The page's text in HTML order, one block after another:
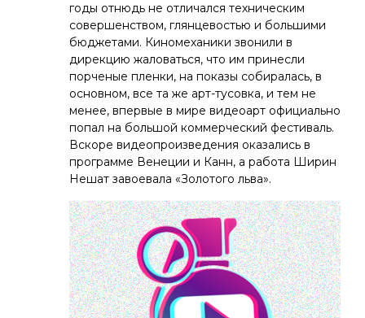
годы отнюдь не отличался техническим
совершенством, глянцевостью и большими
бюджетами. Киномеханики звонили в
дирекцию жаловаться, что им принесли
порченые пленки, на показы собиралась, в
основном, все та же арт-тусовка, и тем не
менее, впервые в мире видеоарт официально
попал на большой коммерческий фестиваль.
Вскоре видеопроизведения оказались в
программе Венеции и Канн, а работа Ширин
Нешат завоевала «Золотого льва».